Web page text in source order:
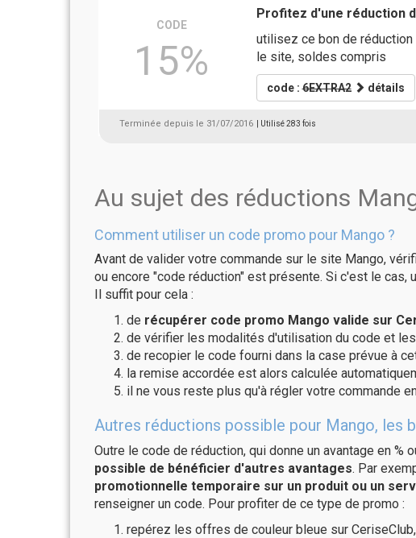
CODE
15%
Profitez d'une réduction
utilisez ce bon de
le site, soldes compris
code :6EXTRA2 détails
Terminée depuis le 31/07/2016 | Utilisé 283 fois
Au sujet des réductions
Comment utiliser un code promo pour Mango ?
Avant de valider votre commande sur le site Mango,
ou encore "code réduction" est présente. Si c'est le cas,
Il suffit pour cela :
de récupérer code promo Mango valide sur
de vérifier les modalités d'utilisation du code et
de recopier le code fourni dans la case prévue à
la remise accordée est alors calculée
il ne vous reste plus qu'à régler votre commande
Autres réductions possible pour Mango, les
Outre le code de réduction, qui donne un avantage en %
possible de bénéficier d'autres avantages. Par
promotionnelle temporaire sur un produit ou un
renseigner un code. Pour profiter de ce type de promo :
repérez les offres de couleur bleue sur